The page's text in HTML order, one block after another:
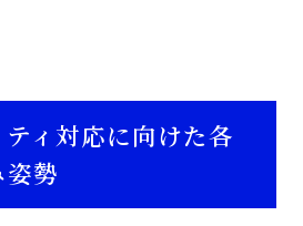
ィ対応に向けた各
勢